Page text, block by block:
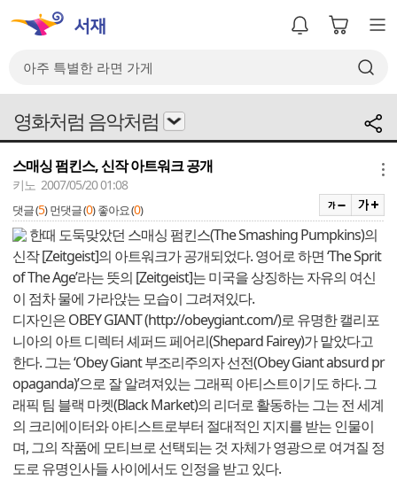
영화처럼 음악처럼
스매싱 펌킨스, 신작 아트워크 공개
키노 2007/05/20 01:08
댓글 (5) 먼댓글 (0) 좋아요 (0)
한때 도둑맞았던 스매싱 펌킨스(The Smashing Pumpkins)의
신작 [Zeitgeist]의 아트워크가 공개되었다. 영어로 하면 ‘The Sprit
of The Age’라는 뜻의 [Zeitgeist]는 미국을 상징하는 자유의 여신
이 점차 물에 가라앉는 모습이 그려져있다.
디자인은 OBEY GIANT (http://obeygiant.com/)로 유명한 캘리포
니아의 아트 디렉터 셰퍼드 페어리(Shepard Fairey)가 맡았다고
한다. 그는 ‘Obey Giant 부조리주의자 선전(Obey Giant absurd pr
opaganda)’으로 잘 알려져있는 그래픽 아티스트이기도 하다. 그
래픽 팀 블랙 마켓(Black Market)의 리더로 활동하는 그는 전 세계
의 크리에이터와 아티스트로부터 절대적인 지지를 받는 인물이
며, 그의 작품에 모티브로 선택되는 것 자체가 영광으로 여겨질 정
도로 유명인사들 사이에서도 인정을 받고 있다.